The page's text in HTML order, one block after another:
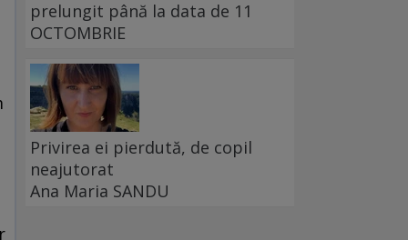
prelungit până la data de 11
OCTOMBRIE
Privirea ei pierdută, de copil
neajutorat
Ana Maria SANDU